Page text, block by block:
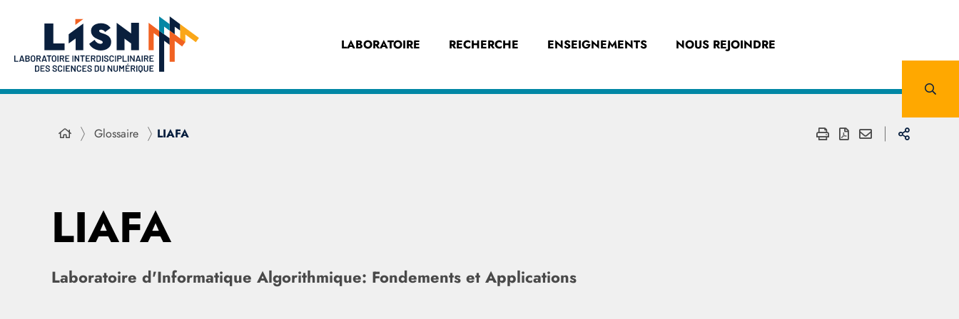
LABORATOIRE RECHERCHE ENSEIGNEMENTS NOUS REJOINDRE
Glossaire LIAFA
LIAFA
Laboratoire d'Informatique Algorithmique: Fondements et Applications